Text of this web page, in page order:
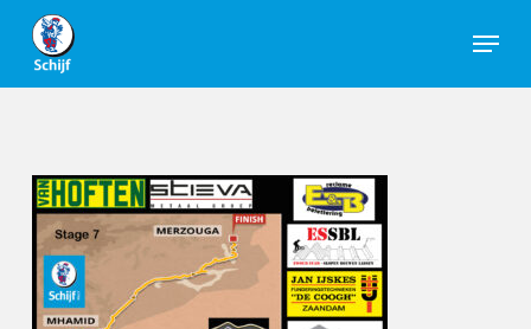
Skip
main
Menu